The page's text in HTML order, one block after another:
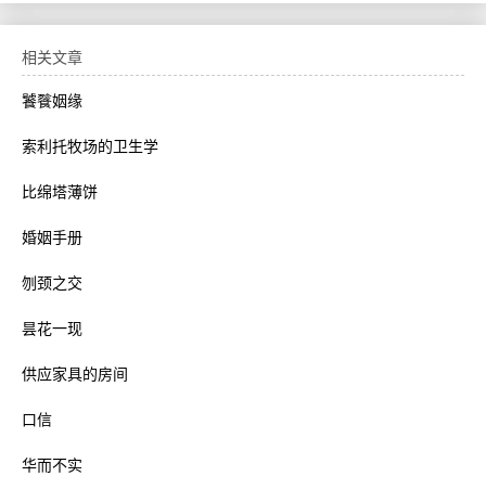
相关文章
饕餮姻缘
索利托牧场的卫生学
比绵塔薄饼
婚姻手册
刎颈之交
昙花一现
供应家具的房间
口信
华而不实